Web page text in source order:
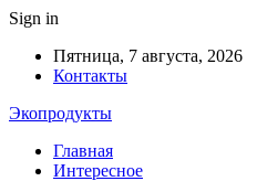
Sign in
Пятница, 7 августа, 2026
Контакты
Экопродукты
Главная
Интересное